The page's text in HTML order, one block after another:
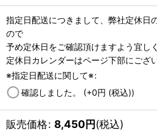
指定日配送につきまして、弊社定休日
ので
予め定休日をご確認頂けますよう宜し
定休日カレンダーはページ下部にござ
※指定日配送に関して※:
確認しました。 (+0円 (税込))
販売価格: 8,450円(税込)